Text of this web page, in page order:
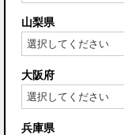
山梨県
大阪府
兵庫県